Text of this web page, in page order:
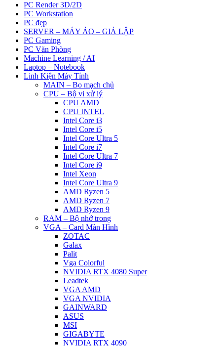
PC Render 3D/2D
PC Workstation
PC đẹp
SERVER – MÁY ẢO – GIẢ LẬP
PC Gaming
PC Văn Phòng
Machine Learning / AI
Laptop – Notebook
Linh Kiện Máy Tính
MAIN – Bo mạch chủ
CPU – Bộ vi xử lý
CPU AMD
CPU INTEL
Intel Core i3
Intel Core i5
Intel Core Ultra 5
Intel Core i7
Intel Core Ultra 7
Intel Core i9
Intel Xeon
Intel Core Ultra 9
AMD Ryzen 5
AMD Ryzen 7
AMD Ryzen 9
RAM – Bộ nhớ trong
VGA – Card Màn Hình
ZOTAC
Galax
Palit
Vga Colorful
NVIDIA RTX 4080 Super
Leadtek
VGA AMD
VGA NVIDIA
GAINWARD
ASUS
MSI
GIGABYTE
NVIDIA RTX 4090